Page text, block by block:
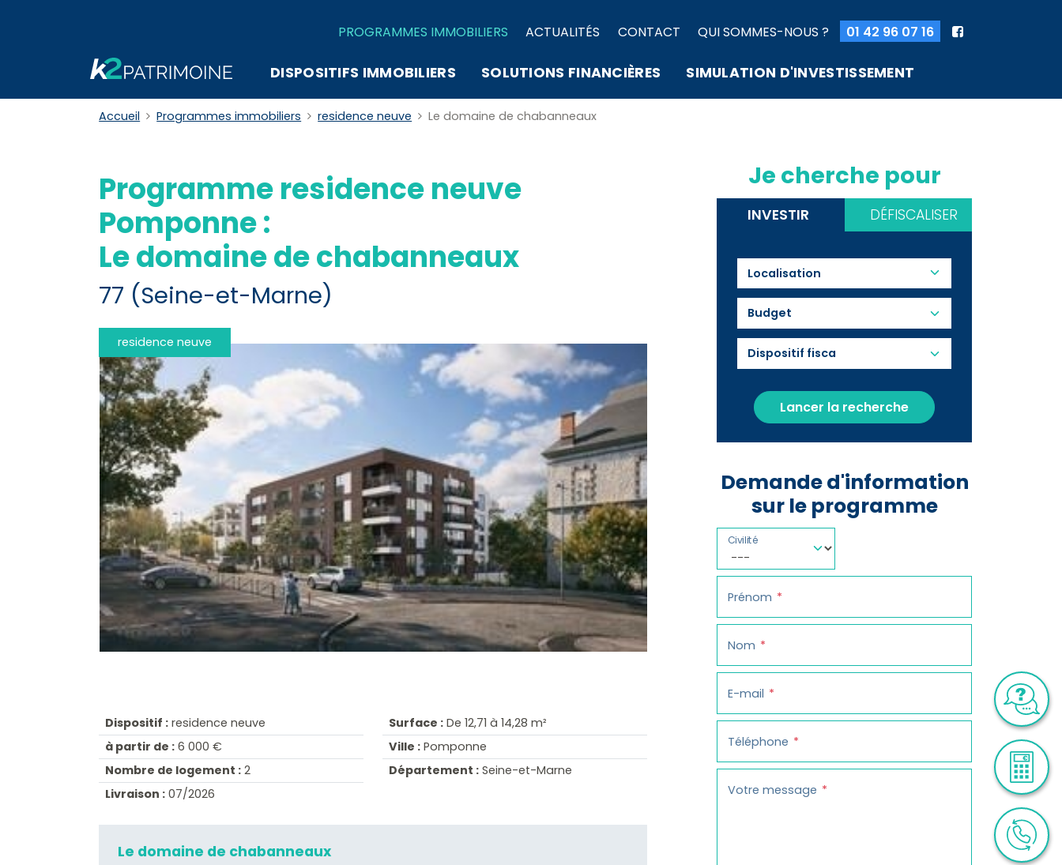
PROGRAMMES IMMOBILIERS ACTUALITÉS CONTACT QUI SOMMES-NOUS ? 01 42 96 07 16
DISPOSITIFS IMMOBILIERS SOLUTIONS FINANCIÈRES SIMULATION D'INVESTISSEMENT
Accueil Programmes immobiliers residence neuve Le domaine de chabanneaux
Programme residence neuve
Pomponne :
Le domaine de chabanneaux
77 (Seine-et-Marne)
residence neuve
Dispositif : residence neuve
à partir de : 6 000 €
Nombre de logement : 2
Livraison : 07/2026
Surface : De 12,71 à 14,28 m²
Ville : Pomponne
Département : Seine-et-Marne
Le domaine de chabanneaux
Je cherche pour
INVESTIR DÉFISCALISER
Budget
Lancer la recherche
Demande d'information
sur le programme
Civilité
Prénom
Nom
E-mail
Téléphone
Votre message